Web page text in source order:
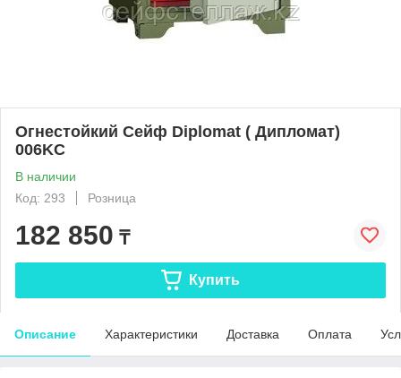
Огнестойкий Сейф Diplomat ( Дипломат)
006KC
В наличии
Код: 293
Розница
182 850 ₸
Купить
Описание Характеристики Доставка Оплата